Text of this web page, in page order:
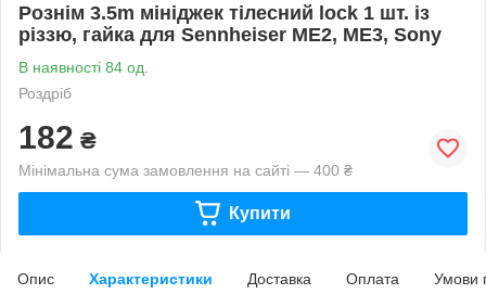
Рознім 3.5m мініджек тілесний lock 1 шт. із
різзю, гайка для Sennheiser ME2, ME3, Sony
В наявності 84 од.
Роздріб
182 ₴
Мінімальна сума замовлення на сайті — 400 ₴
Купити
Опис Характеристики Доставка Оплата Умови